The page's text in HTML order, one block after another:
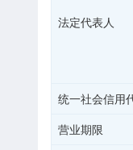
法定代表人
统一社会信用
营业期限